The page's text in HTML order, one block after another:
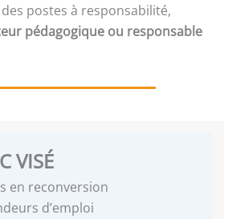
postes à responsabilité,
pédagogique ou responsable
VISÉ
en reconversion
d’emploi